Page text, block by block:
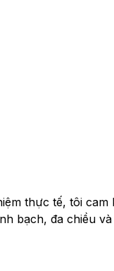
thực tế, tôi
bạch, đa chiều